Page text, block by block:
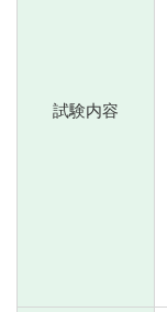
試験内容